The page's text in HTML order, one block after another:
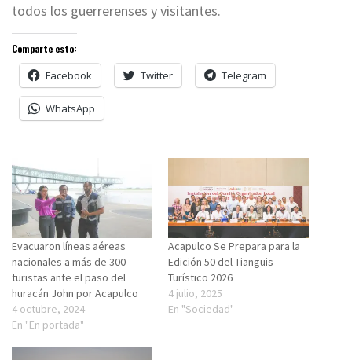
todos los guerrerenses y visitantes.
Comparte esto:
Facebook Twitter Telegram
WhatsApp
Evacuaron líneas aéreas
nacionales a más de 300
turistas ante el paso del
huracán John por Acapulco
4 octubre, 2024
En "En portada"
Acapulco Se Prepara para la
Edición 50 del Tianguis
Turístico 2026
4 julio, 2025
En "Sociedad"